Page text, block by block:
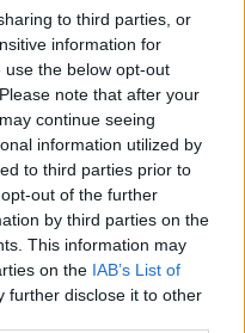
to third parties, or
information for
the below opt-out
note that after your
continue seeing
information utilized by
to third parties prior to
out of the further
by third parties on the
This information may
on the IAB’s List of
further disclose it to other
Eccolo qua…
per altrettante
social!
da Donne
maltrattato la
l’abbiamo